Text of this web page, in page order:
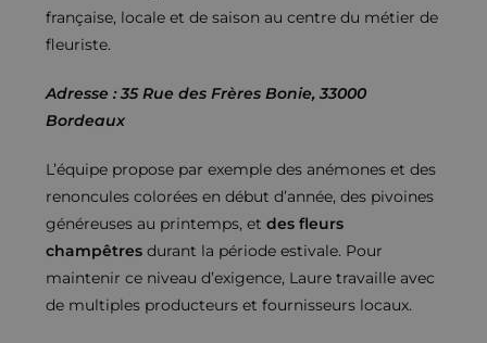
française, locale et de saison au centre du métier de
fleuriste.
Adresse : 35 Rue des Frères Bonie, 33000
Bordeaux
L’équipe propose par exemple des anémones et des
renoncules colorées en début d’année, des pivoines
généreuses au printemps, etdes fleurs
champêtres durant la période estivale. Pour
maintenir ce niveau d’exigence, Laure travaille avec
de multiples producteurs et fournisseurs locaux.